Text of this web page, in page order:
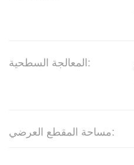
المعالجة السطحية:
مساحة المقطع العرضي: